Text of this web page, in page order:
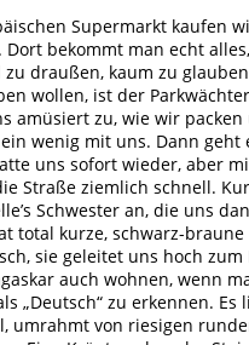
Supermarkt kaufen
Dort bekommt man echt
draußen, kaum zu
wollen, ist der
amüsiert zu, wie wir packen
wenig mit uns. Dann geht
uns sofort wieder, aber
Straße ziemlich schnell.
Schwester an, die uns
total kurze, schwarz-
sie geleitet uns hoch zum
auch wohnen, wenn
„Deutsch“ zu erkennen. Es
umrahmt von riesigen